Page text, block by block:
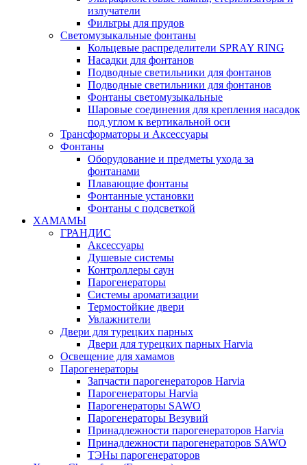
излучатели
Фильтры для прудов
Светомузыкальные фонтаны
Кольцевые распределители SPRAY RING
Насадки для фонтанов
Подводные светильники для фонтанов
Подводные светильники для фонтанов
Фонтаны светомузыкальные
Шаровые соединения для крепления насадок
под углом к вертикальной оси
Трансформаторы и Аксессуары
Фонтаны
Оборудование и предметы ухода за
фонтанами
Плавающие фонтаны
Фонтанные установки
Фонтаны с подсветкой
ХАМАМЫ
ГРАНДИС
Аксессуары
Душевые системы
Контроллеры саун
Парогенераторы
Системы ароматизации
Термостойкие двери
Увлажнители
Двери для турецких парных
Двери для турецких парных Harvia
Освещение для хамамов
Парогенераторы
Запчасти парогенераторов Harvia
Парогенераторы Harvia
Парогенераторы SAWO
Парогенераторы Везувий
Принадлежности парогенераторов Harvia
Принадлежности парогенераторов SAWO
ТЭНы парогенераторов